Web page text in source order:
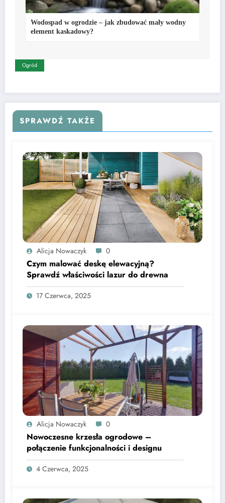
Wodospad w ogrodzie – jak zbudować mały wodny
element kaskadowy?
Ogród
SPRAWDŹ TAKŻE
Alicja Nowaczyk 0
Czym malować deskę elewacyjną?
Sprawdź właściwości lazur do drewna
17 Czerwca, 2025
Alicja Nowaczyk 0
Nowoczesne krzesła ogrodowe –
połączenie funkcjonalności i designu
4 Czerwca, 2025